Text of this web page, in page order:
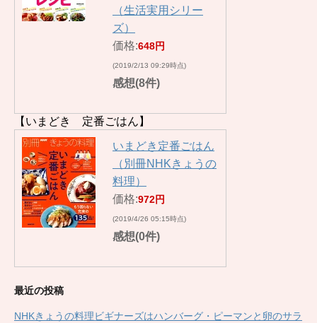
（生活実用シリー
ズ）
価格:648円
(2019/2/13 09:29時点)
感想(8件)
【いまどき 定番ごはん】
いまどき定番ごはん
（別冊NHKきょうの
料理）
価格:972円
(2019/4/26 05:15時点)
感想(0件)
最近の投稿
NHKきょうの料理ビギナーズはハンバーグ・ピーマンと卵のサラ